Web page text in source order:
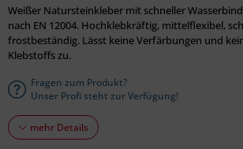
Weißer Natursteinkleber mit schneller
nach EN 12004. Hochklebkräftig, mittelflexibel,
frostbeständig. Lässt keine Verfärbungen und
Klebstoffs zu.
Fragen zum Produkt?
Unser Profi steht zur Verfügung!
mehr Details